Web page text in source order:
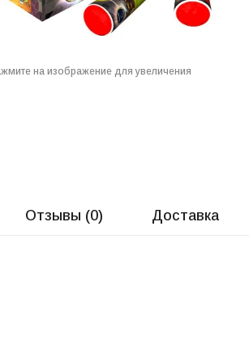
на изображение для увеличения
Отзывы (0) Доставка